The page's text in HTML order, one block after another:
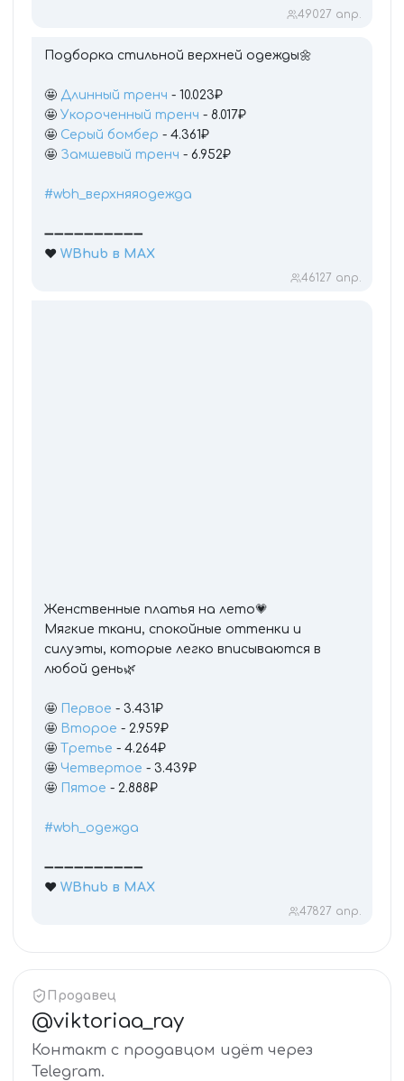
49027 апр.
Подборка стильной верхней одежды🌼
🤩 Длинный тренч - 10.023₽
🤩 Укороченный тренч - 8.017₽
🤩 Серый бомбер - 4.361₽
🤩 Замшевый тренч - 6.952₽
#wbh_верхняяодежда
➖➖➖➖➖➖➖➖➖➖
❤️ WBhub в МАХ
461 27 апр.
Женственные платья на лето💗
Мягкие ткани, спокойные оттенки и
силуэты, которые легко вписываются в
любой день🌿
🤩 Первое - 3.431₽
🤩 Второе - 2.959₽
🤩
Третье - 4.264₽
🤩 Четвертое - 3.439₽
🤩
Пятое - 2.888₽
#wbh_одежда
➖➖➖➖➖➖➖➖➖➖
❤️ WBhub в МАХ
47827 апр.
Продавец
@viktoriaa_ray
Контакт с продавцом идёт через
Telegram.